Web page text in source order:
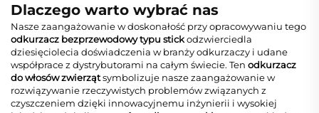
Dlaczego warto wybrać nas
Nasze zaangażowanie w doskonałość przy opracowywaniu tego
odkurzacz bezprzewodowy typu stickodzwierciedla
dziesięciolecia doświadczenia w branży odkurzaczy i udane
współprace z dystrybutorami na całym świecie. Ten odkurzacz
do włosów zwierzątsymbolizuje nasze zaangażowanie w
rozwiązywanie rzeczywistych problemów związanych z
czyszczeniem dzięki innowacyjnemu inżynierii i wysokiej